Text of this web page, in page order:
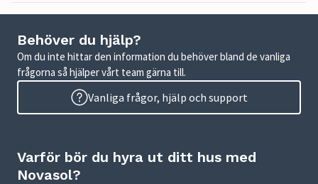
Behöver du hjälp?
Om du inte hittar den information du behöver bland de vanliga
frågorna så hjälper vårt team gärna till.
Vanliga frågor, hjälp och support
Varför bör du hyra ut ditt hus med
Novasol?